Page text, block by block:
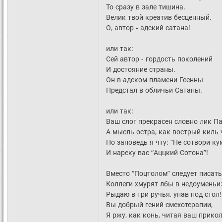
То сразу в зале тишина.
Велик твой креатив бесценный,
О, автор - адский сатана!
или так:
Сей автор - гордость поколений
И достояние страны.
Он в адском пламени Геенны
Предстал в обличьи Сатаны.
или так:
Ваш слог прекрасен словно лик
А мысль остра, как вострый киль
Но заповедь я чту: “Не сотвори
И нареку вас “Аццкий Сотона”!
Вместо “Поцтолом” следует
Коллеги хмурят лбы в недоуменьи:
Рыдаю в три ручья, упав под стол!
Вы добрый гений смехотерапии,
Я ржу, как конь, читая ваш